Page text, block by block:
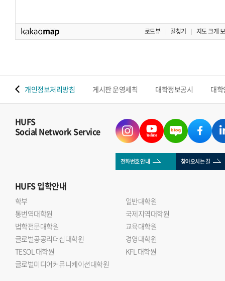
로드뷰 길찾기 지도 크게
개인정보처리방침 게시판 운영세칙 대학정보공시 대
HUFS
Social Network Service
전화번호 안내 찾아오시는 길
HUFS입학안내
학부
일반대학원
통번역대학원
국제지역대학원
법학전문대학원
교육대학원
글로벌공공리더십대학원
경영대학원
TESOL 대학원
KFL 대학원
글로벌미디어커뮤니케이션대학원